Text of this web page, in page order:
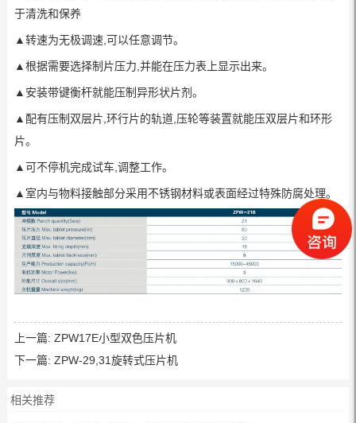
于清洗和保养
▲转速为无极调速,可以任意调节。
▲根据需要选择制片压力,并能在压力表上显示出来。
▲安装带键衡杆就能压制异形状片剂。
▲配有压制双层片,环行片的轨道,压轮等装置就能压双层片和环形
片。
▲可不停机完成试车,调整工作。
▲室内与物料接触部分采用不锈钢材料或表面经过特殊防腐处理。
上一篇: ZPW17E小型双色压片机
下一篇: ZPW-29,31旋转式压片机
相关推荐